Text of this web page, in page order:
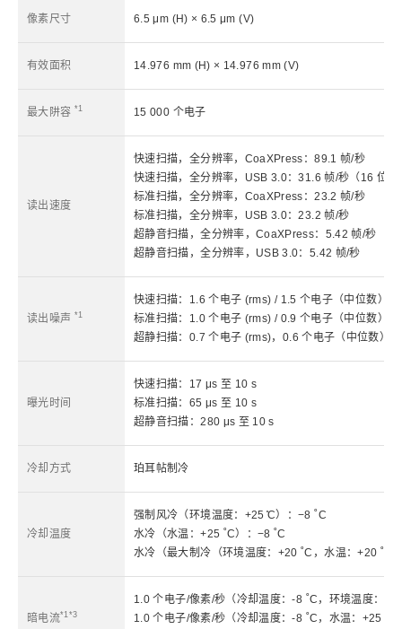
像素尺寸 6.5 μm (H) × 6.5 μm (V)
有效面积 14.976 mm (H) × 14.976 mm (V)
最大阱容 *1 15 000 个电子
读出速度
快速扫描，全分辨率，CoaXPress：89.1 帧/秒
快速扫描，全分辨率，USB 3.0：31.6 帧/秒（16 位
标准扫描，全分辨率，CoaXPress：23.2 帧/秒
标准扫描，全分辨率，USB 3.0：23.2 帧/秒
超静音扫描，全分辨率，CoaXPress：5.42 帧/秒
超静音扫描，全分辨率，USB 3.0：5.42 帧/秒
读出噪声 *1
快速扫描：1.6 个电子 (rms) / 1.5 个电子（中位数）
标准扫描：1.0 个电子 (rms) / 0.9 个电子（中位数）
超静扫描：0.7 个电子 (rms)，0.6 个电子（中位数）
曝光时间
快速扫描：17 μs 至 10 s
标准扫描：65 μs 至 10 s
超静音扫描：280 μs 至 10 s
冷却方式 珀耳帖制冷
冷却温度
强制风冷（环境温度：+25 ̊C）：−8 ˚C
水冷（水温：+25 ˚C）：−8 ˚C
水冷（最大制冷（环境温度：+20 ˚C，水温：+20 ˚C
暗电流*1*3
1.0 个电子/像素/秒（冷却温度：-8 ˚C，环境温度：
1.0 个电子/像素/秒（冷却温度：-8 ˚C，水温：+25 ˚C